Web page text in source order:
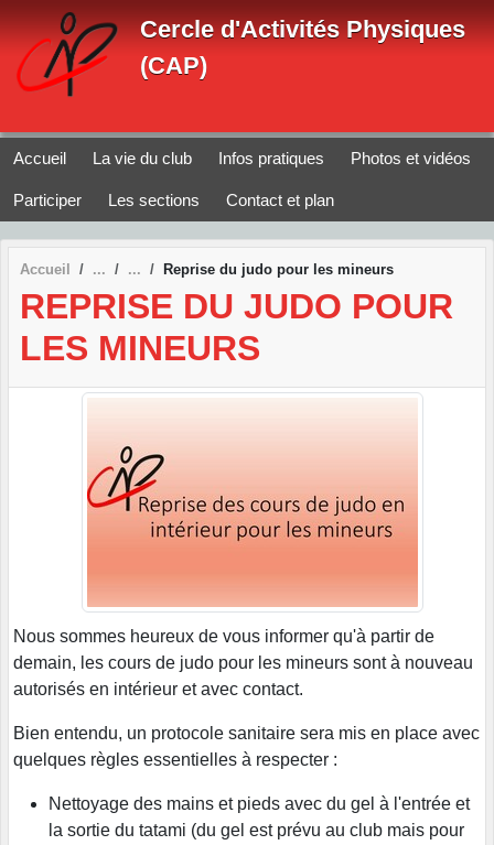
Cercle d'Activités Physiques
(CAP)
Accueil La vie du club Infos pratiques Photos et vidéos
Participer Les sections Contact et plan
Accueil Reprise du judo pour les mineurs
REPRISE DU JUDO POUR
LES MINEURS
Nous sommes heureux de vous informer qu'à partir de
demain, les cours de judo pour les mineurs sont à nouveau
autorisés en intérieur et avec contact.
Bien entendu, un protocole sanitaire sera mis en place avec
quelques règles essentielles à respecter :
Nettoyage des mains et pieds avec du gel à l'entrée et
la sortie du tatami (du gel est prévu au club mais pour
Panneau de gestion des cookies